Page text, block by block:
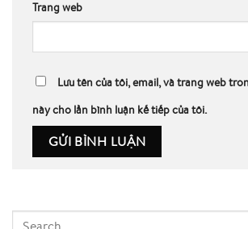
Trang web
Lưu tên của tôi, email, và trang web
này cho lần bình luận kế tiếp của tôi.